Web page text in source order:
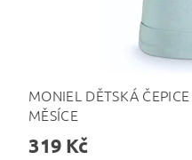
MONIEL DĚTSKÁ
MĚSÍCE
319 Kč